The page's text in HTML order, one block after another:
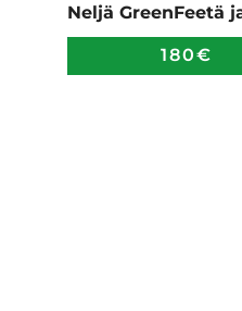
Neljä GreenFeetä
180€